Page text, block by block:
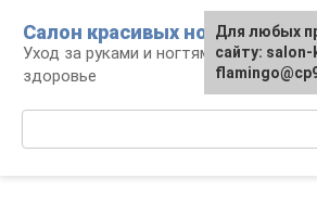
контенту
Салон красивых ноготков
Уход за руками и ногтями, красота и
здоровье
Для любых
сайту: